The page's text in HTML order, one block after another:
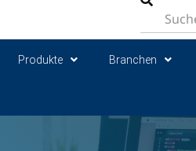
Produkte Branchen